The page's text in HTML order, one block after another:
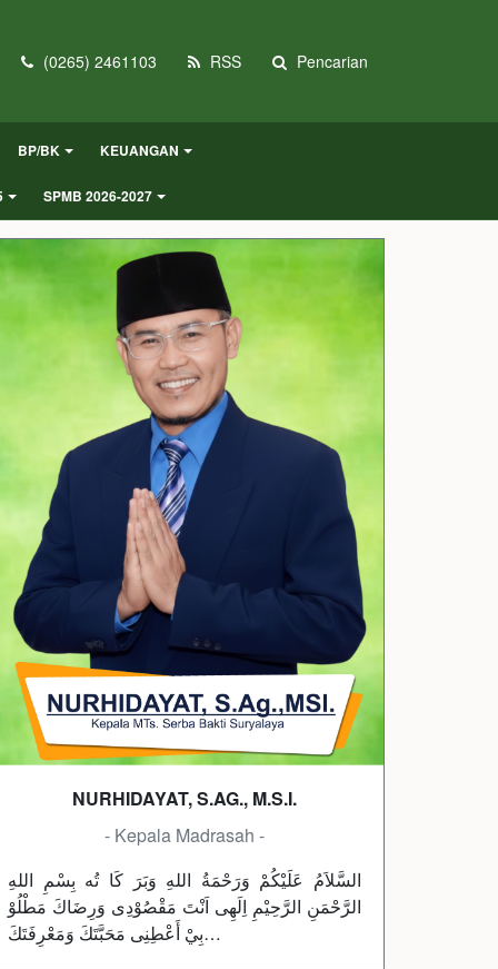
(0265) 2461103 RSS Pencarian
BP/BK KEUANGAN
SPMB 2026-2027
NURHIDAYAT, S.AG., M.S.I.
- Kepala Madrasah -
السَّلاَمُ عَلَيْكُمْ وَرَحْمَةُ اللهِ وَبَرَ كَا تُه بِسْمِ اللهِ
الرَّحْمَنِ الرَّحِيْمِ اِلَهِى اَنْتَ مَقْصُوْدِى وَرِضَاكَ مَطْلُوْ
بِيْ أَعْطِنِى مَحَبَّتَكَ وَمَعْرِفَتَكَ…